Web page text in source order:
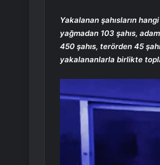
Yakalanan şahısların hangi
yağmadan 103 şahıs,
450 şahıs, terörden 45
yakalananlarla birlikte